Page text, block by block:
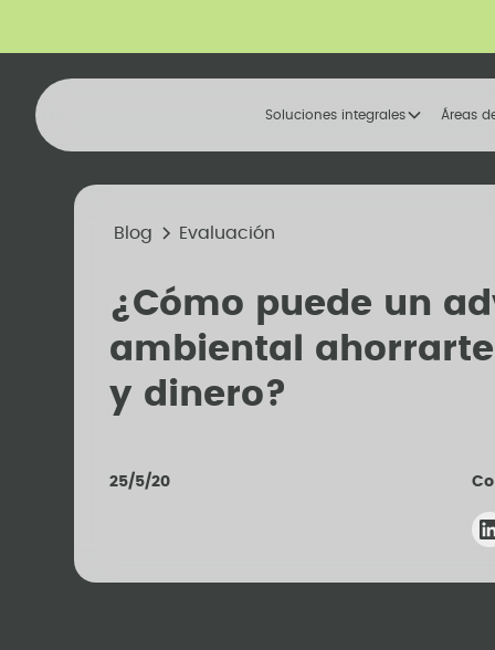
Soluciones integrales Áreas
Blog Evaluación
¿Cómo puede un
ambiental
y dinero?
25/5/20